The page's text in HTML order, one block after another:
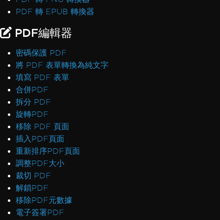
PDF 轉 EPUB 轉換器
PDF編輯器
密碼保護 PDF
將 PDF 表單轉換為純文字
填寫 PDF 表單
合併PDF
拆分 PDF
旋轉PDF
移除 PDF 頁面
插入PDF頁面
重新排序PDF頁面
調整PDF大小
裁切 PDF
解鎖PDF
移除PDF元數據
電子簽署PDF